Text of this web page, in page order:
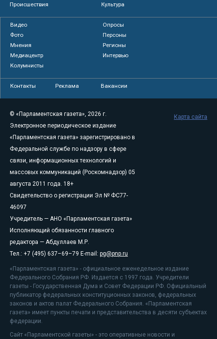
Происшествия
Культура
Видео
Опросы
Фото
Персоны
Мнения
Регионы
Медиацентр
Интервью
Колумнисты
Контакты Реклама Вакансии
© «Парламентская газета», 2026 г.
Электронное периодическое издание
«Парламентская газета» зарегистрировано в
Федеральной службе по надзору в сфере
связи, информационных технологий и
массовых коммуникаций (Роскомнадзор) 05
августа 2011 года. 18+
Свидетельство о регистрации Эл № ФС77-
46097
Учредитель — АНО «Парламентская газета»
Исполняющий обязанности главного
редактора — Абдуллаев М.Р.
Тел.: +7 (495) 637–69–79 E-mail: pg@pnp.ru
«Парламентская газета» - официальное еженедельное издание
Федерального Собрания РФ. Издается с 1997 года. Учредители
газеты - Государственная Дума и Совет Федерации РФ. Официальный
публикатор федеральных конституционных законов, федеральных
законов и актов палат Федерального Собрания. «Парламентская
газета» имеет пункты печати и представительства в десяти субъектах
федерации.
Сайт «Парламентской газеты» - это оперативные новости и
Карта сайта